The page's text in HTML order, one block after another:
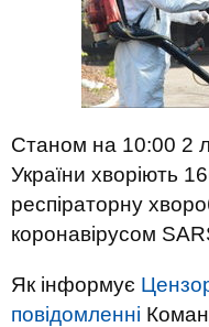
Станом на 10:00 2
України хворіють
респіраторну
коронавірусом
Як інформує
повідомленні